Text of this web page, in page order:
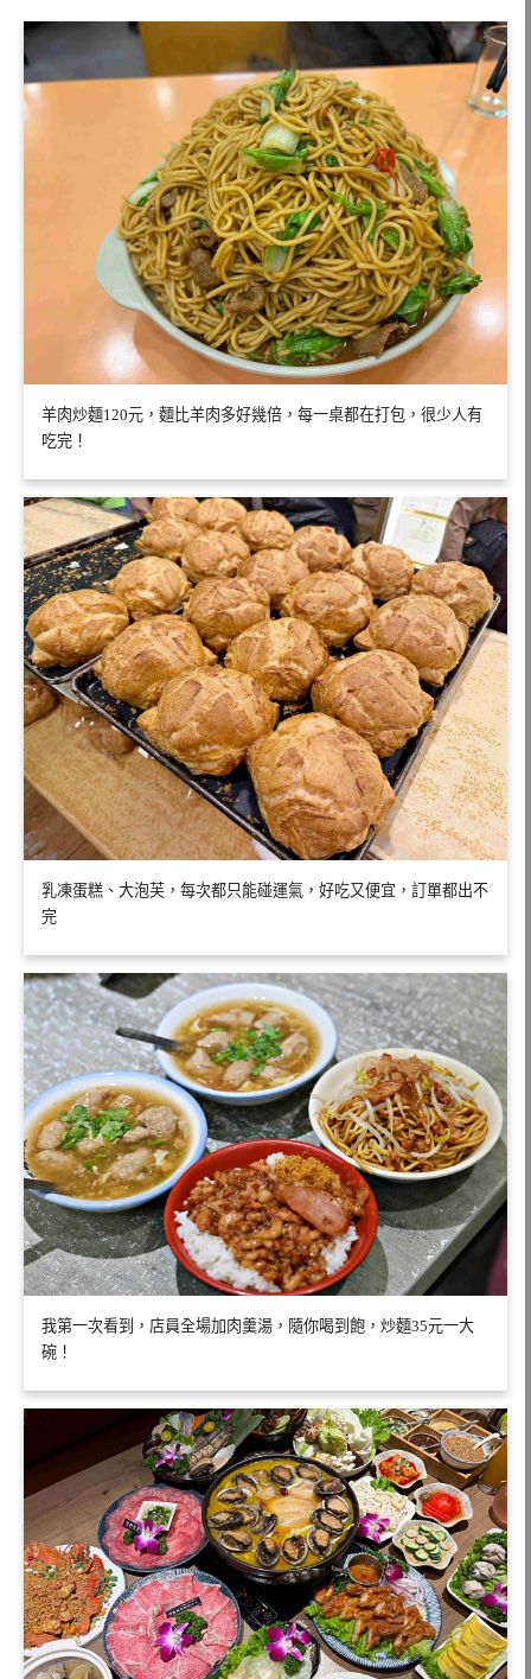
羊肉炒麵120元，麵比羊肉多好幾倍，每一桌都在打包，很少人有
吃完！
乳凍蛋糕、大泡芙，每次都只能碰運氣，好吃又便宜，訂單都出不
完
我第一次看到，店員全場加肉羹湯，隨你喝到飽，炒麵35元一大
碗！